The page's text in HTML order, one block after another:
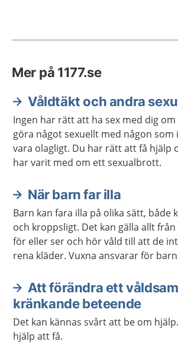
Mer på 1177.se
Våldtäkt och andra
Ingen har rätt att ha sex med dig
göra något sexuellt med någon som
vara olagligt. Du har rätt att få hjälp
har varit med om ett sexualbrott.
När barn far illa
Barn kan fara illa på olika sätt, både
och kroppsligt. Det kan gälla allt
för eller ser och hör våld till att de
rena kläder. Vuxna ansvarar för
Att förändra ett
kränkande beteende
Det kan kännas svårt att be om
hjälp att få.